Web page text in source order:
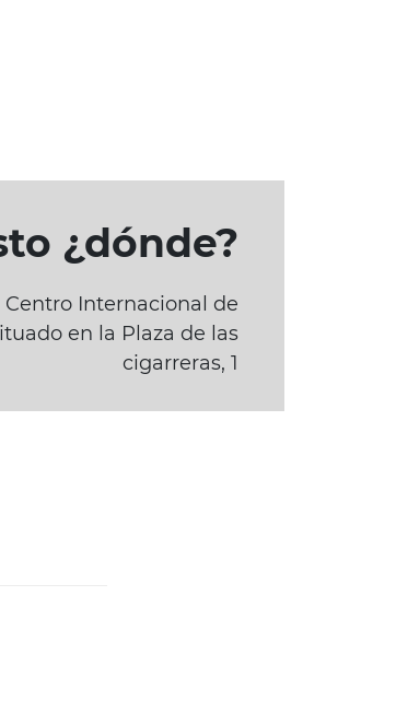
¿dónde?
Internacional de
en la Plaza de las
cigarreras, 1